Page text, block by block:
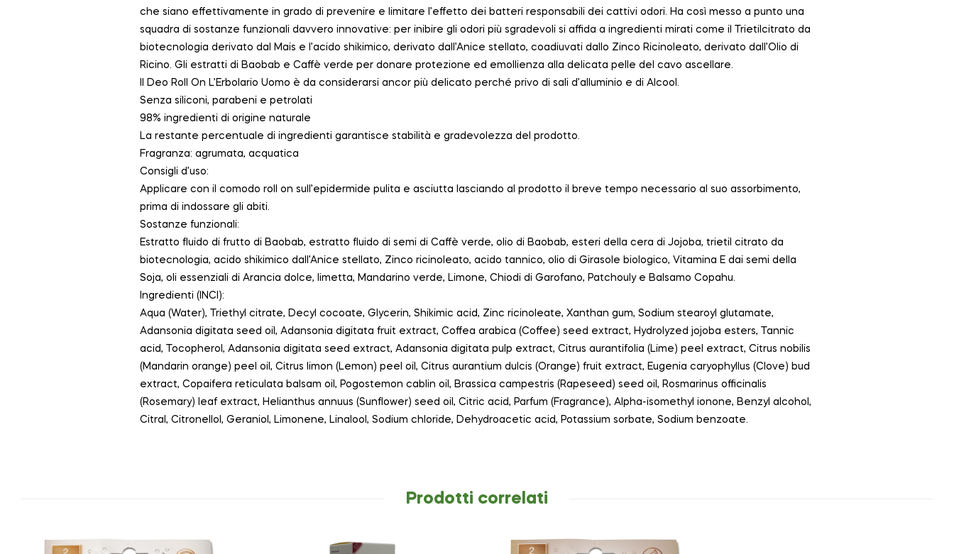
che siano effettivamente in grado di prevenire e limitare l’effetto dei batteri responsabili dei cattivi odori. Ha così messo a punto una
squadra di sostanze funzionali davvero innovative: per inibire gli odori più sgradevoli si affida a ingredienti mirati come il Trietilcitrato da
biotecnologia derivato dal Mais e l’acido shikimico, derivato dall’Anice stellato, coadiuvati dallo Zinco Ricinoleato, derivato dall’Olio di
Ricino. Gli estratti di Baobab e Caffè verde per donare protezione ed emollienza alla delicata pelle del cavo ascellare.
Il Deo Roll On L’Erbolario Uomo è da considerarsi ancor più delicato perché privo di sali d’alluminio e di Alcool.
Senza siliconi, parabeni e petrolati
98% ingredienti di origine naturale
La restante percentuale di ingredienti garantisce stabilità e gradevolezza del prodotto.
Fragranza: agrumata, acquatica
Consigli d’uso:
Applicare con il comodo roll on sull’epidermide pulita e asciutta lasciando al prodotto il breve tempo necessario al suo assorbimento,
prima di indossare gli abiti.
Sostanze funzionali:
Estratto fluido di frutto di Baobab, estratto fluido di semi di Caffè verde, olio di Baobab, esteri della cera di Jojoba, trietil citrato da
biotecnologia, acido shikimico dall’Anice stellato, Zinco ricinoleato, acido tannico, olio di Girasole biologico, Vitamina E dai semi della
Soja, oli essenziali di Arancia dolce, limetta, Mandarino verde, Limone, Chiodi di Garofano, Patchouly e Balsamo Copahu.
Ingredienti (INCI):
Aqua (Water), Triethyl citrate, Decyl cocoate, Glycerin, Shikimic acid, Zinc ricinoleate, Xanthan gum, Sodium stearoyl glutamate,
Adansonia digitata seed oil, Adansonia digitata fruit extract, Coffea arabica (Coffee) seed extract, Hydrolyzed jojoba esters, Tannic
acid, Tocopherol, Adansonia digitata seed extract, Adansonia digitata pulp extract, Citrus aurantifolia (Lime) peel extract, Citrus nobilis
(Mandarin orange) peel oil, Citrus limon (Lemon) peel oil, Citrus aurantium dulcis (Orange) fruit extract, Eugenia caryophyllus (Clove) bud
extract, Copaifera reticulata balsam oil, Pogostemon cablin oil, Brassica campestris (Rapeseed) seed oil, Rosmarinus officinalis
(Rosemary) leaf extract, Helianthus annuus (Sunflower) seed oil, Citric acid, Parfum (Fragrance), Alpha-isomethyl ionone, Benzyl alcohol,
Citral, Citronellol, Geraniol, Limonene, Linalool, Sodium chloride, Dehydroacetic acid, Potassium sorbate, Sodium benzoate.
Prodotti correlati